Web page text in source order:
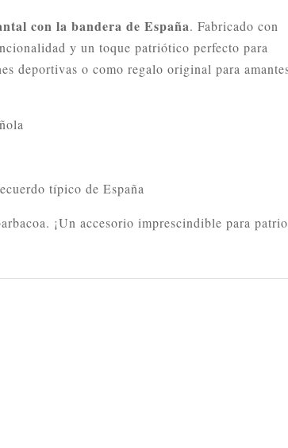
con la bandera de España. Fabricado con
y un toque patriótico perfecto para
deportivas o como regalo original para
típico de España
¡Un accesorio imprescindible para